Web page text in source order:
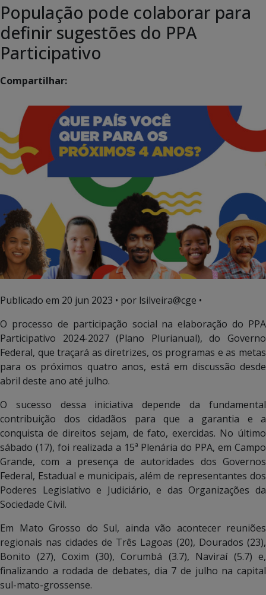
População pode colaborar para
definir sugestões do PPA
Participativo
Compartilhar:
Publicado em 20 jun 2023 • por lsilveira@cge •
O processo de participação social na elaboração do PPA
Participativo 2024-2027 (Plano Plurianual), do Governo
Federal, que traçará as diretrizes, os programas e as metas
para os próximos quatro anos, está em discussão desde
abril deste ano até julho.
O sucesso dessa iniciativa depende da fundamental
contribuição dos cidadãos para que a garantia e a
conquista de direitos sejam, de fato, exercidas. No último
sábado (17), foi realizada a 15ª Plenária do PPA, em Campo
Grande, com a presença de autoridades dos Governos
Federal, Estadual e municipais, além de representantes dos
Poderes Legislativo e Judiciário, e das Organizações da
Sociedade Civil.
Em Mato Grosso do Sul, ainda vão acontecer reuniões
regionais nas cidades de Três Lagoas (20), Dourados (23),
Bonito (27), Coxim (30), Corumbá (3.7), Naviraí (5.7) e,
finalizando a rodada de debates, dia 7 de julho na capital
sul-mato-grossense.